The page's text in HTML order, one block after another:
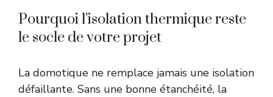
Pourquoi l’isolation thermique reste
le socle de votre projet
La domotique ne remplace jamais une isolation
défaillante. Sans une bonne étanchéité, la